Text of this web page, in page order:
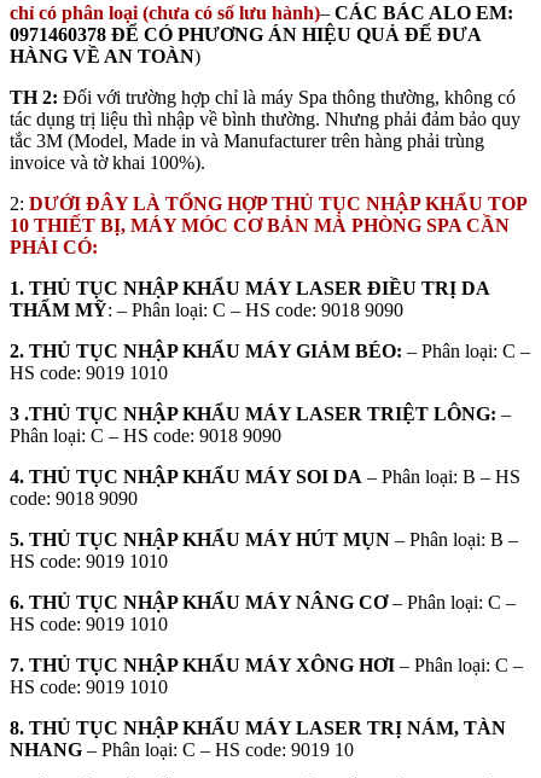
chỉ có phân loại (chưa có số lưu hành)– CÁC BÁC ALO EM:
0971460378 ĐỂ CÓ PHƯƠNG ÁN HIỆU QUẢ ĐỂ ĐƯA
HÀNG VỀ AN TOÀN)
TH 2: Đối với trường hợp chỉ là máy Spa thông thường, không có
tác dụng trị liệu thì nhập về bình thường. Nhưng phải đảm bảo quy
tắc 3M (Model, Made in và Manufacturer trên hàng phải trùng
invoice và tờ khai 100%).
2: DƯỚI ĐÂY LÀ TỔNG HỢP THỦ TỤC NHẬP KHẨU TOP
10 THIẾT BỊ, MÁY MÓC CƠ BẢN MÀ PHÒNG SPA CẦN
PHẢI CÓ:
1. THỦ TỤC NHẬP KHẨU MÁY LASER ĐIỀU TRỊ DA
THẨM MỸ: – Phân loại: C – HS code: 9018 9090
2. THỦ TỤC NHẬP KHẨU MÁY GIẢM BÉO: – Phân loại: C –
HS code: 9019 1010
3 .THỦ TỤC NHẬP KHẨU MÁY LASER TRIỆT LÔNG: –
Phân loại: C – HS code: 9018 9090
4. THỦ TỤC NHẬP KHẨU MÁY SOI DA – Phân loại: B – HS
code: 9018 9090
5. THỦ TỤC NHẬP KHẨU MÁY HÚT MỤN – Phân loại: B –
HS code: 9019 1010
6. THỦ TỤC NHẬP KHẨU MÁY NÂNG CƠ– Phân loại: C –
HS code: 9019 1010
7. THỦ TỤC NHẬP KHẨU MÁY XÔNG HƠI – Phân loại: C –
HS code: 9019 1010
8. THỦ TỤC NHẬP KHẨU MÁY LASER TRỊ NÁM, TÀN
NHANG – Phân loại: C – HS code: 9019 10